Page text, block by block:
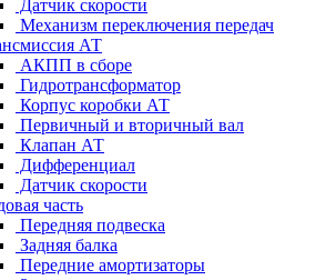
Датчик скорости
Механизм переключения передач
АТ
АКПП в сборе
Гидротрансформатор
Корпус коробки АТ
Первичный и вторичный вал
Клапан АТ
Дифференциал
Датчик скорости
часть
Передняя подвеска
Задняя балка
Передние амортизаторы